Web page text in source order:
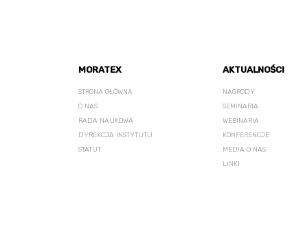
MORATEX
STRONA GŁÓWNA
O NAS
RADA NAUKOWA
DYREKCJA INSTYTUTU
STATUT
AKTUALNOŚCI
NAGRODY
SEMINARIA
WEBINARIA
KONFERENCJE
MEDIA O NAS
LINKI